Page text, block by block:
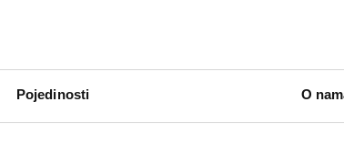
Pojedinosti O